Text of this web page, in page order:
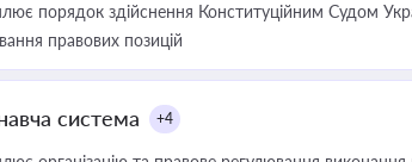
порядок здійснення Конституційним Судом
правових позицій
система +4